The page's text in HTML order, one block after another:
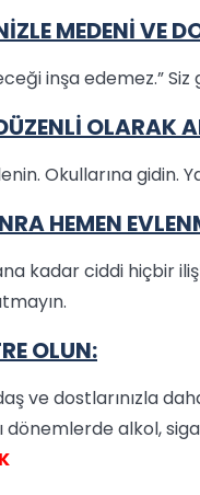
MEDENİ VE
inşa edemez.” Siz
OLARAK
Okullarına gidin.
HEMEN
kadar ciddi hiçbir
OLUN:
ve dostlarınızla
dönemlerde alkol,